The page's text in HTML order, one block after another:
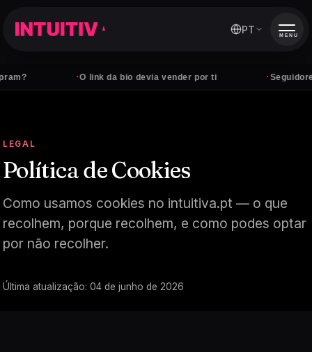
O link da bio devia vender por ti Seguidores
PT MENU
LEGAL
Política de Cookies
Como usamos cookies no intuitiva.pt — o que
recolhem, porque recolhem, e como podes optar
por não recolher.
Última atualização: 04 de junho de 2026